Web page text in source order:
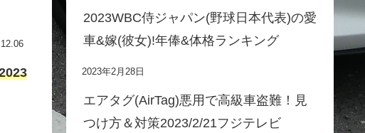
2023WBC侍ジャパン(野球日本代表)の愛
車&嫁(彼女)!年俸&体格ランキング
2023年2月28日
エアタグ(AirTag)悪用で高級車盗難！見
つけ方＆対策2023/2/21フジテレビ